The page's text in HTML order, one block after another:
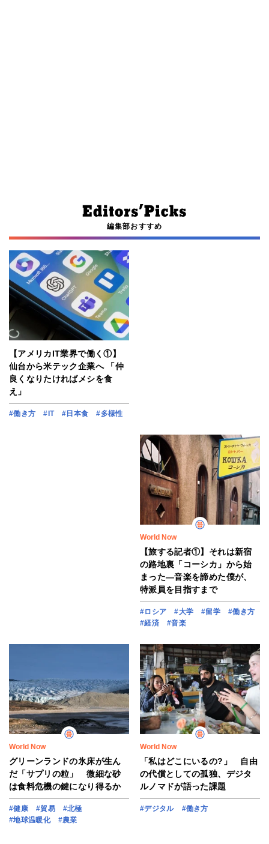
編集部おすすめ
【アメリカIT業界で働く①】
仙台から米テック企業へ 「仲
良くなりたければメシを食
え」
#働き方 #IT #日本食 #多様性
World Now
【旅する記者①】それは新宿
の路地裏「コーシカ」から始
まった―音楽を諦めた僕が、
特派員を目指すまで
#ロシア #大学 #留学
#働き方
#経済
#音楽
World Now
グリーンランドの氷床が生ん
だ「サプリの粒」 微細な砂
は食料危機の鍵になり得るか
#健康 #貿易
#北極
#地球温暖化
#農業
World Now
「私はどこにいるの?」 自由
の代償としての孤独、デジタ
ルノマドが語った課題
#デジタル #働き方